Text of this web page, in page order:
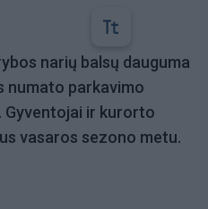
narių balsų dauguma
numato parkavimo
Gyventojai ir kurorto
vasaros sezono metu.